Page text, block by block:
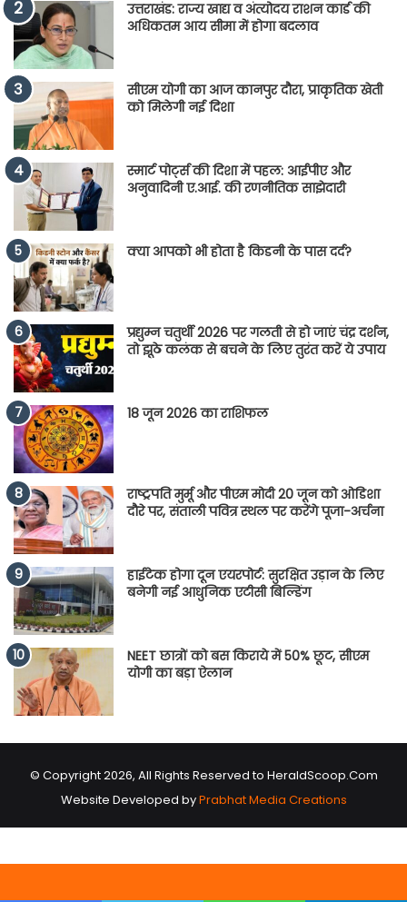
उत्तराखंड: राज्य खाद्य व अंत्योदय राशन कार्ड की
अधिकतम आय सीमा में होगा बदलाव
सीएम योगी का आज कानपुर दौरा, प्राकृतिक खेती
को मिलेगी नई दिशा
स्मार्ट पोर्ट्स की दिशा में पहल: आईपीए और
अनुवादिनी ए.आई. की रणनीतिक साझेदारी
क्या आपको भी होता है किडनी के पास दर्द?
प्रद्युम्न चतुर्थी 2026 पर गलती से हो जाएं चंद्र दर्शन,
तो झूठे कलंक से बचने के लिए तुरंत करें ये उपाय
18 जून 2026 का राशिफल
राष्ट्रपति मुर्मू और पीएम मोदी 20 जून को ओडिशा
दौरे पर, संताली पवित्र स्थल पर करेंगे पूजा-अर्चना
हाईटेक होगा दून एयरपोर्ट: सुरक्षित उड़ान के लिए
बनेगी नई आधुनिक एटीसी बिल्डिंग
NEET छात्रों को बस किराये में 50% छूट, सीएम
योगी का बड़ा ऐलान
© Copyright 2026, All Rights Reserved to HeraldScoop.Com
Website Developed byPrabhat Media Creations